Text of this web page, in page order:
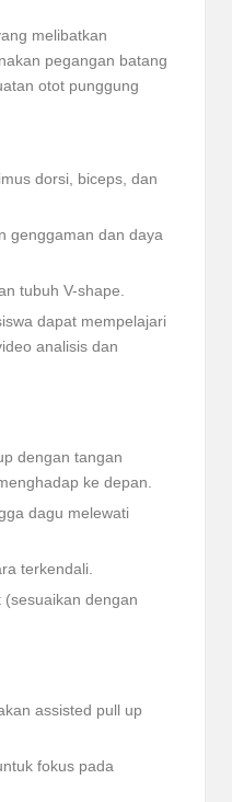
melibatkan
pegangan batang
otot punggung
dorsi, biceps, dan
genggaman dan daya
tubuh V-shape.
dapat mempelajari
analisis dan
dengan tangan
ke depan.
dagu melewati
terkendali.
(sesuaikan dengan
assisted pull up
fokus pada